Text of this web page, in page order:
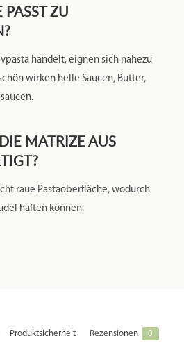
ZU
handelt, eignen sich nahezu
wirken helle Saucen, Butter,
MATRIZE AUS
raue Pastaoberfläche, wodurch
haften können.
Produktsicherheit Rezensionen 0